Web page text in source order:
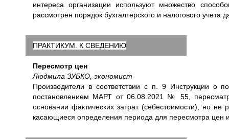
интереса организации используют множество
рассмотрен порядок бухгалтерского и налогового учета
ПРАКТИКУМ. К СВЕДЕНИЮ
Пересмотр цен
Людмила ЗУБКО, экономист
Производители в соответствии с п. 9 Инструкции о
постановлением МАРТ от 06.08.2021 № 55,
основании фактических затрат (себестоимости), но
касающиеся определения периода для пересмотра цен